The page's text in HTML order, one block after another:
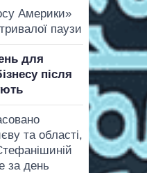
Америки»
паузи
для
після
та області,
за день